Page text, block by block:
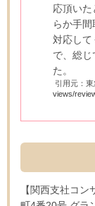
応頂いた
らか手
対応して
で、総
た。
引用元：
views/
【関西支社コ